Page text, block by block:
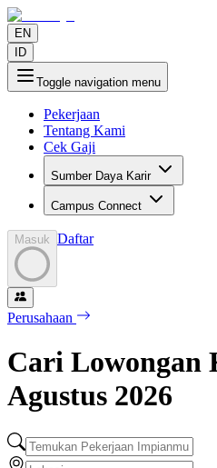
EN
ID
Toggle navigation menu
Pekerjaan
Tentang Kami
Cek Gaji
Sumber Daya Karir
Campus Connect
Masuk Daftar
Perusahaan
Cari Lowongan
Agustus 2026